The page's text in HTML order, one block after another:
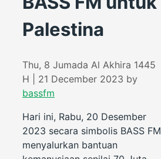
Palestina
Thu, 8 Jumada Al Akhira 1445
H | 21 December 2023 by
bassfm
Hari ini, Rabu, 20 Desember
2023 secara simbolis BASS FM
menyalurkan bantuan